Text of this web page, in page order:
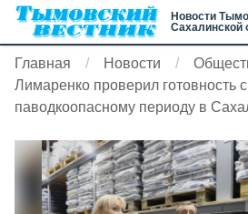
Новости
Сахалинской
Главная Новости
Лимаренко проверил готовность
паводкоопасному периоду в